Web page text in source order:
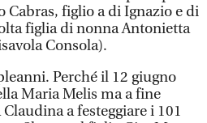
Cabras, figlio a di Ignazio e di
figlia di nonna Antonietta
Consola).
Perché il 12 giugno
Maria Melis ma a fine
a festeggiare i 101